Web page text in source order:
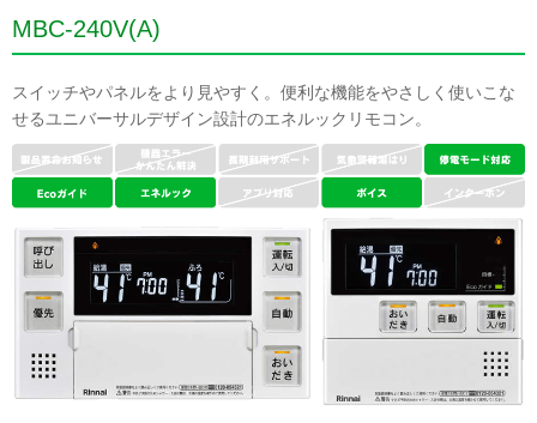
MBC-240V(A)
スイッチやパネルをより見やすく。便利な機能をやさしく使いこな
せるユニバーサルデザイン設計のエネルックリモコン。